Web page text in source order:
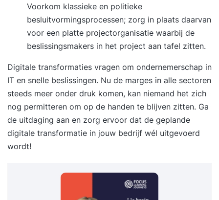
Voorkom klassieke en politieke
besluitvormingsprocessen; zorg in plaats daarvan
voor een platte projectorganisatie waarbij de
beslissingsmakers in het project aan tafel zitten.
Digitale transformaties vragen om ondernemerschap in
IT en snelle beslissingen. Nu de marges in alle sectoren
steeds meer onder druk komen, kan niemand het zich
nog permitteren om op de handen te blijven zitten. Ga
de uitdaging aan en zorg ervoor dat de geplande
digitale transformatie in jouw bedrijf wél uitgevoerd
wordt!